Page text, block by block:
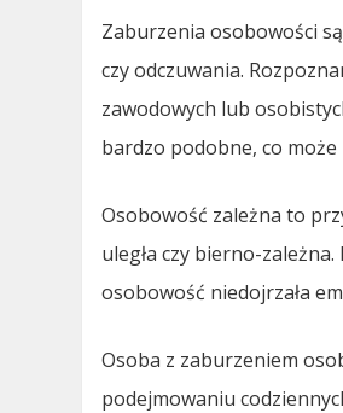
Zaburzenia osobowości
czy odczuwania.
zawodowych lub
bardzo podobne, co
Osobowość zależna to
uległa czy bierno-
osobowość niedojrzała
Osoba z zaburzeniem
podejmowaniu